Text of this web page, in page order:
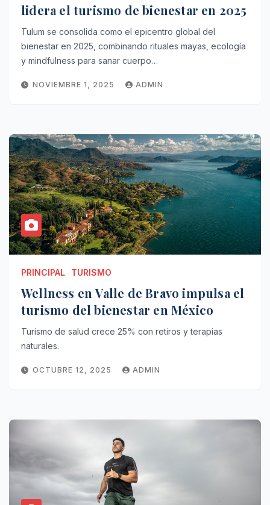
lidera el turismo de bienestar en 2025
Tulum se consolida como el epicentro global del
bienestar en 2025, combinando rituales mayas, ecología
y mindfulness para sanar cuerpo…
NOVIEMBRE 1, 2025 ADMIN
PRINCIPAL TURISMO
Wellness en Valle de Bravo impulsa el
turismo del bienestar en México
Turismo de salud crece 25% con retiros y terapias
naturales.
OCTUBRE 12, 2025 ADMIN